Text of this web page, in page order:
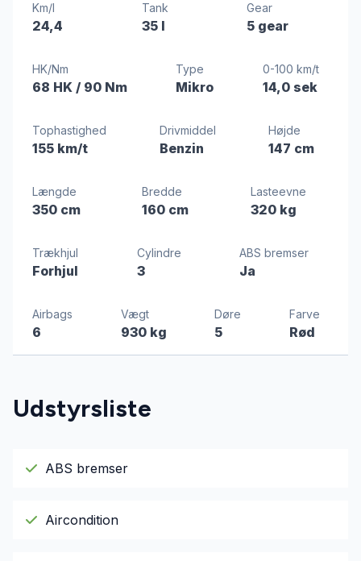
Km/l
24,4
Tank
35 l
Gear
5 gear
HK/Nm
68 HK / 90 Nm
Type
Mikro
0-100 km/t
14,0 sek
Tophastighed
155 km/t
Drivmiddel
Benzin
Højde
147 cm
Længde
350 cm
Bredde
160 cm
Lasteevne
320 kg
Trækhjul
Forhjul
Cylindre
3
ABS bremser
Ja
Airbags
6
Vægt
930 kg
Døre
5
Farve
Rød
Udstyrsliste
ABS bremser
Aircondition